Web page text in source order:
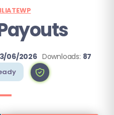
06/2026 Downloads: 87